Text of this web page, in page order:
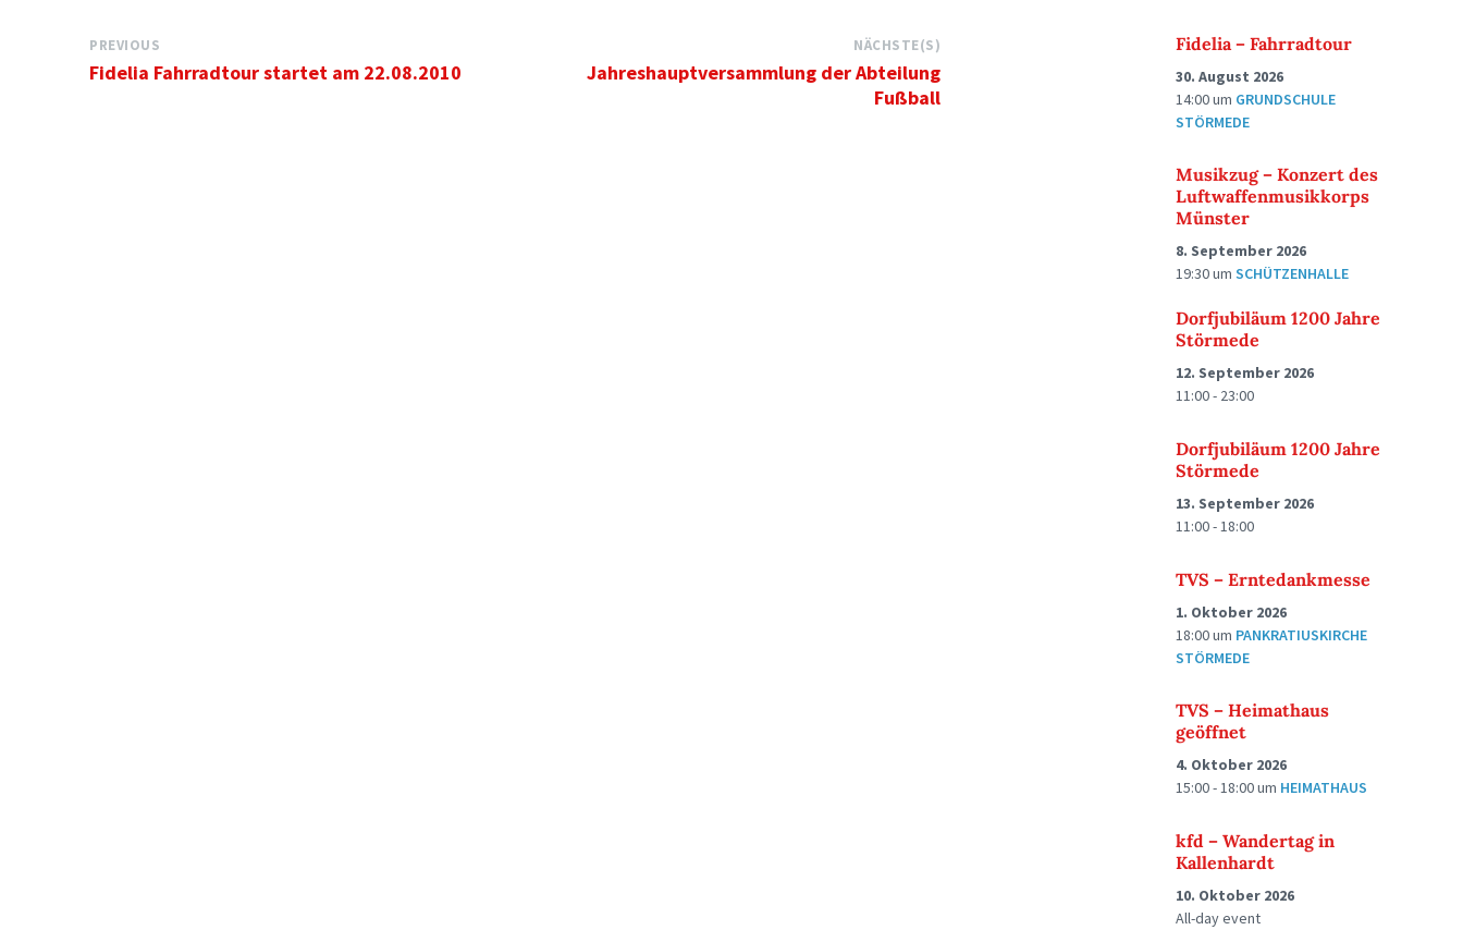
PREVIOUS
Fidelia Fahrradtour startet am 22.08.2010
NÄCHSTE(S)
Jahreshauptversammlung der Abteilung
Fußball
Fidelia – Fahrradtour
30. August 2026
14:00um GRUNDSCHULE
STÖRMEDE
Musikzug – Konzert des
Luftwaffenmusikkorps
Münster
8. September 2026
19:30umSCHÜTZENHALLE
Dorfjubiläum 1200 Jahre
Störmede
12. September 2026
11:00 - 23:00
Dorfjubiläum 1200 Jahre
Störmede
13. September 2026
11:00 - 18:00
TVS – Erntedankmesse
1. Oktober 2026
18:00um PANKRATIUSKIRCHE
STÖRMEDE
TVS – Heimathaus
geöffnet
4. Oktober 2026
15:00 - 18:00um HEIMATHAUS
kfd – Wandertag in
Kallenhardt
10. Oktober 2026
All-day event